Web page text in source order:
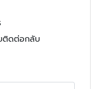
ติดต่อกลับ